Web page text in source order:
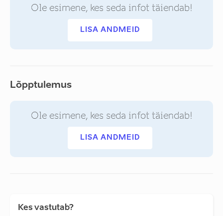
Ole esimene, kes seda infot täiendab!
LISA ANDMEID
Lõpptulemus
Ole esimene, kes seda infot täiendab!
LISA ANDMEID
Kes vastutab?